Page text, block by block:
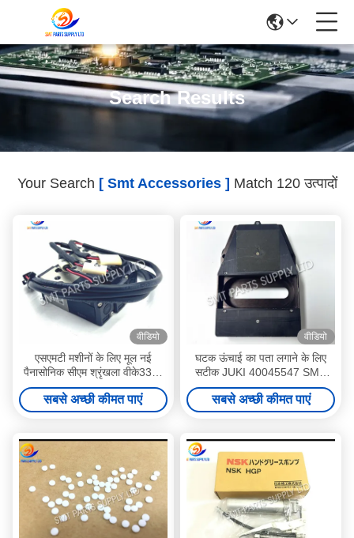
Search Results
Your Search [ Smt Accessories ] Match 120 उत्पादों
वीडियो
एसएमटी मशीनों के लिए मूल नई
पैनासोनिक सीएम श्रृंखला वीके332-
5एचएस-एम5 सोलेनोइड वाल्व
सबसे अच्छी कीमत पाएं
वीडियो
घटक ऊंचाई का पता लगाने के लिए
सटीक JUKI 40045547 SMT
लेजर सेंसर
सबसे अच्छी कीमत पाएं